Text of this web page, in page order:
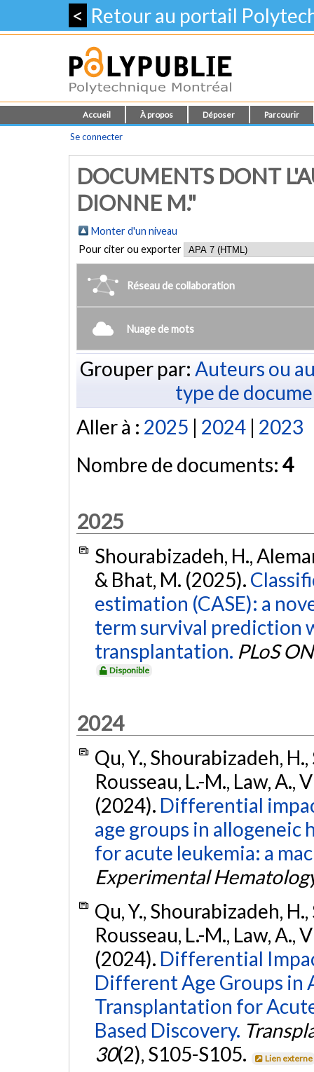
< Retour au portail
Accueil À propos Déposer Parcourir
Se connecter
DOCUMENTS DONT
DIONNE M."
Monter d'un niveau
Pour citer ou exporter
Réseau de collaboration
Nuage de mots
Grouper par: Auteurs ou
type de
Aller à : 2025 | 2024 | 2023
Nombre de documents: 4
2025
Shourabizadeh, H.,
& Bhat, M. (2025).
estimation (CASE): a
term survival prediction
transplantation. PLoS
Disponible
2024
Qu, Y., Shourabizadeh,
Rousseau, L.-M., Law, A.,
(2024). Differential
age groups in
for acute leukemia: a
Experimental
Qu, Y., Shourabizadeh,
Rousseau, L.-M., Law, A.,
(2024). Differential
Different Age Groups in
Transplantation for
Based Discovery.
30(2), S105-S105. Lien externe